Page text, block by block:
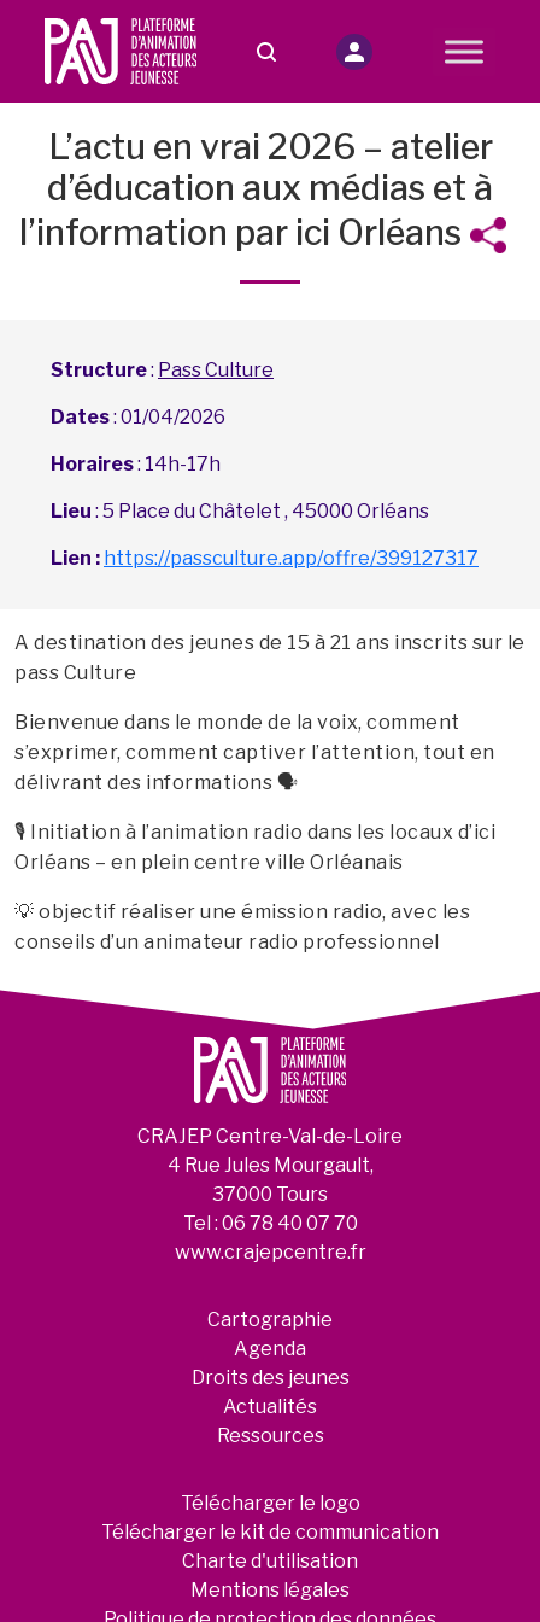
L’actu en vrai 2026 – atelier
d’éducation aux médias et à
l’information par ici Orléans
Structure: Pass Culture
Dates: 01/04/2026
Horaires: 14h-17h
Lieu : 5 Place du Châtelet , 45000 Orléans
Lien : https://passculture.app/offre/399127317
A destination des jeunes de 15 à 21 ans inscrits sur le
pass Culture
Bienvenue dans le monde de la voix, comment
s’exprimer, comment captiver l’attention, tout en
délivrant des informations 🗣️
🎙️ Initiation à l’animation radio dans les locaux d’ici
Orléans – en plein centre ville Orléanais
💡 objectif réaliser une émission radio, avec les
conseils d’un animateur radio professionnel
CRAJEP Centre-Val-de-Loire
4 Rue Jules Mourgault,
37000 Tours
Tel : 06 78 40 07 70
www.crajepcentre.fr
Cartographie
Agenda
Droits des jeunes
Actualités
Ressources
Télécharger le logo
Télécharger le kit de communication
Charte d'utilisation
Mentions légales